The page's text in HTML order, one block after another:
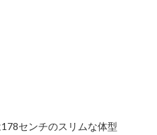
センチのスリムな体型